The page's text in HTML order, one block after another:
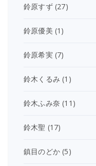
鈴原すず(27)
鈴原優美 (1)
鈴原希実(7)
鈴木くるみ (1)
鈴木ふみ奈 (11)
鈴木聖 (17)
鎮目のどか (5)